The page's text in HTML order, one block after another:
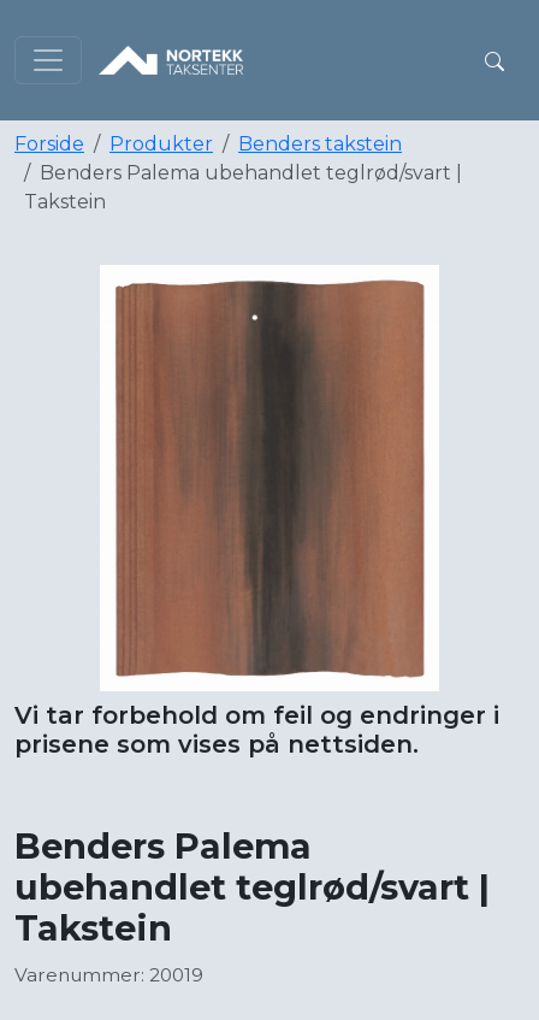
Forside Produkter
Benders takstein
Benders Palema ubehandlet teglrød/svart |
Takstein
Vi tar forbehold om feil og endringer i
prisene som vises på nettsiden.
Benders Palema
ubehandlet teglrød/svart |
Takstein
Varenummer: 20019